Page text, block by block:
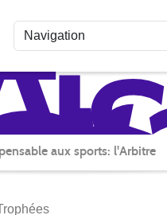
aux sports: l'Arbitre
cookies